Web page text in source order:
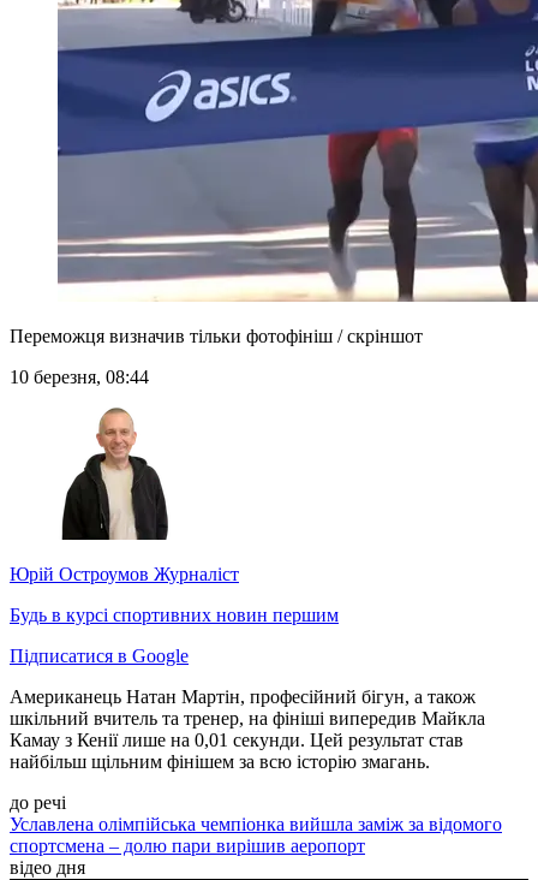
Переможця визначив тільки фотофініш / скріншот
10 березня, 08:44
Юрій Остроумов Журналіст
Будь в курсі спортивних новин першим
Підписатися в Google
Американець Натан Мартін, професійний бігун, а також
шкільний вчитель та тренер, на фініші випередив Майкла
Камау з Кенії лише на 0,01 секунди. Цей результат став
найбільш щільним фінішем за всю історію змагань.
до речі
Уславлена олімпійська чемпіонка вийшла заміж за відомого
спортсмена – долю пари вирішив аеропорт
відео дня